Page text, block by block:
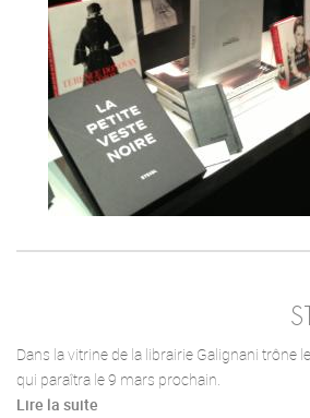
Dans la vitrine de la librairie Galignani trône
qui paraîtra le 9 mars prochain.
Lire la suite